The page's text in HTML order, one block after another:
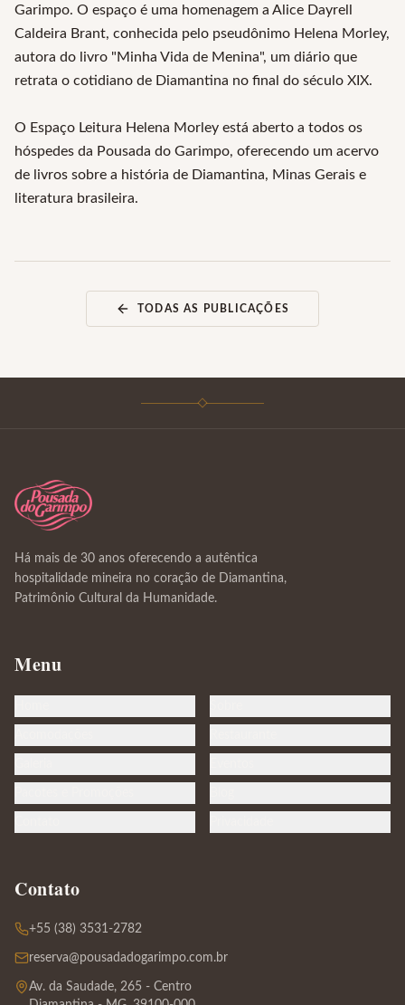
Garimpo. O espaço é uma homenagem a Alice Dayrell
Caldeira Brant, conhecida pelo pseudônimo Helena Morley,
autora do livro "Minha Vida de Menina", um diário que
retrata o cotidiano de Diamantina no final do século XIX.
O Espaço Leitura Helena Morley está aberto a todos os
hóspedes da Pousada do Garimpo, oferecendo um acervo
de livros sobre a história de Diamantina, Minas Gerais e
literatura brasileira.
TODAS AS PUBLICAÇÕES
Há mais de 30 anos oferecendo a autêntica
hospitalidade mineira no coração de Diamantina,
Patrimônio Cultural da Humanidade.
Menu
Contato
+55 (38) 3531-2782
reserva@pousadadogarimpo.com.br
Av. da Saudade, 265 - Centro